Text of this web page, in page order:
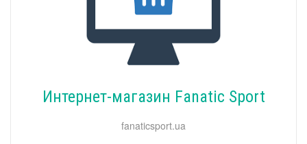
Интернет-магазин Fanatic Sport
fanaticsport.ua